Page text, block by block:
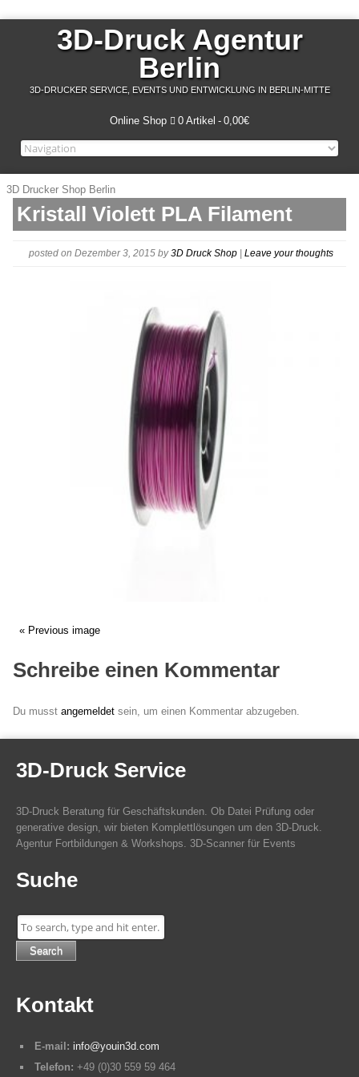
3D-Druck Agentur
Berlin
3D-DRUCKER SERVICE, EVENTS UND ENTWICKLUNG IN BERLIN-MITTE
Online Shop 0 Artikel 0,00€
3D Drucker Shop Berlin
Kristall Violett PLA Filament
posted on Dezember 3, 2015 by3D Druck Shop Leave your thoughts
« Previous image
Schreibe einen Kommentar
Du musst angemeldet sein, um einen Kommentar abzugeben.
3D-Druck Service
3D-Druck Beratung für Geschäftskunden. Ob Datei Prüfung oder
generative design, wir bieten Komplettlösungen um den 3D-Druck.
Agentur Fortbildungen & Workshops. 3D-Scanner für Events
Suche
Search
Kontakt
E-mail: info@youin3d.com
Telefon: +49 (0)30 559 59 464